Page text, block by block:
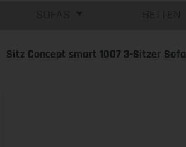
BETTEN
Sitz Concept smart 1007 3-Sitzer Sofa